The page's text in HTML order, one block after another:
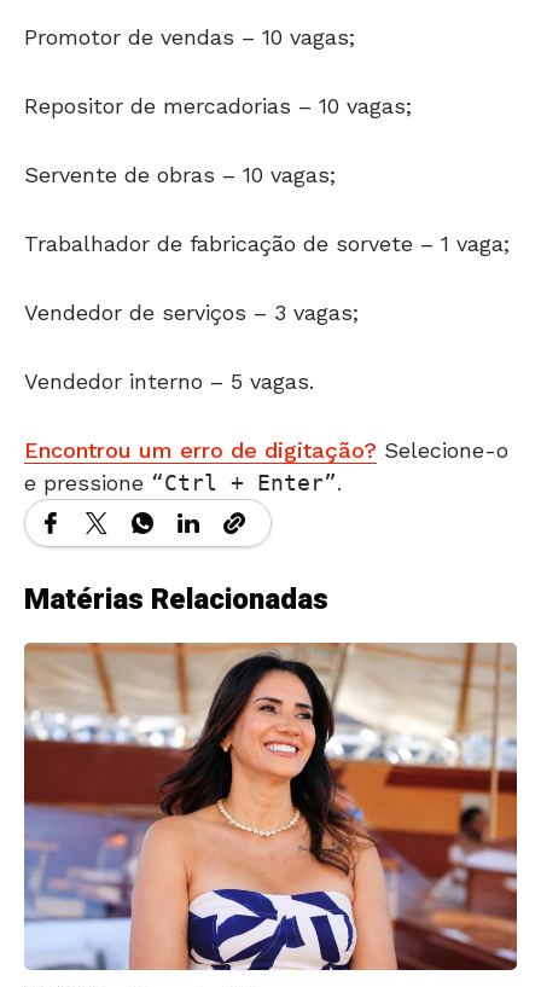
Promotor de vendas – 10 vagas;
Repositor de mercadorias – 10 vagas;
Servente de obras – 10 vagas;
Trabalhador de fabricação de sorvete – 1 vaga;
Vendedor de serviços – 3 vagas;
Vendedor interno – 5 vagas.
Encontrou um erro de digitação? Selecione-o
e pressione
Ctrl + Enter .
Matérias Relacionadas